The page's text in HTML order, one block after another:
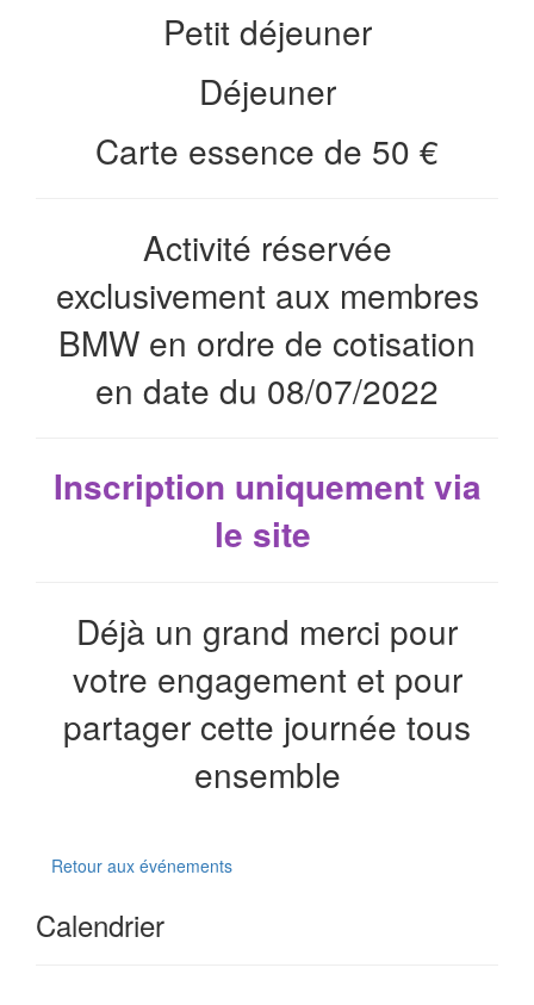
Petit déjeuner
Déjeuner
Carte essence de 50 €
Activité réservée
exclusivement aux membres
BMW en ordre de cotisation
en date du 08/07/2022
Inscription uniquement via
le site
Déjà un grand merci pour
votre engagement et pour
partager cette journée tous
ensemble
Retour aux événements
Calendrier